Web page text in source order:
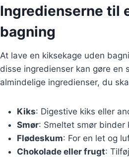
Ingredienserne til
bagning
At lave en kiksekage uden
disse ingredienser kan gøre en
almindelige ingredienser, du
Kiks: Digestive kiks eller
Smør: Smeltet smør binder
Flødeskum: For en let og
Chokolade eller frugt: